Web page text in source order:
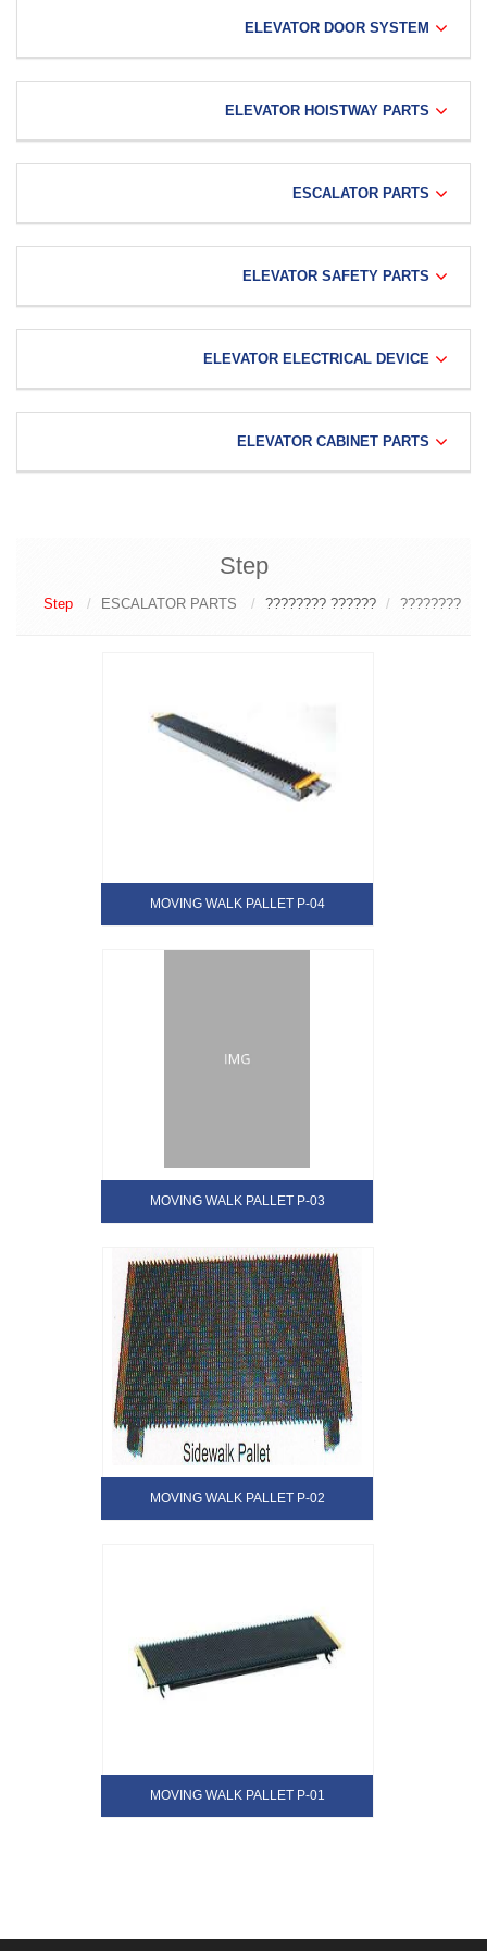
ELEVATOR DOOR SYSTEM
ELEVATOR HOISTWAY PARTS
ESCALATOR PARTS
ELEVATOR SAFETY PARTS
ELEVATOR ELECTRICAL DEVICE
ELEVATOR CABINET PARTS
Step
????????
?????? ????????
ESCALATOR PARTS
Step
MOVING WALK PALLET P-04
MOVING WALK PALLET P-03
MOVING WALK PALLET P-02
MOVING WALK PALLET P-01